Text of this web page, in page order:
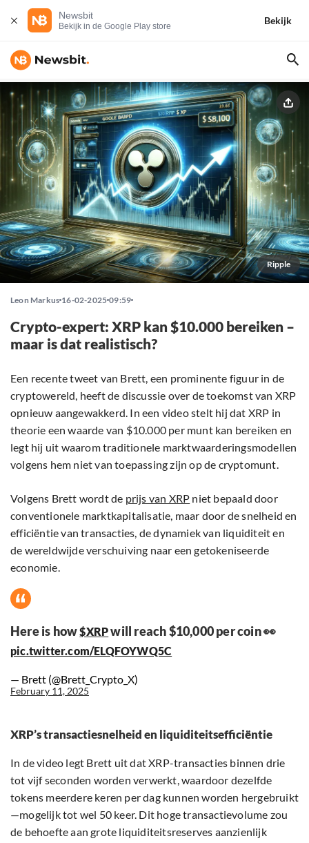
Newsbit
Bekijk in de Google Play store
Bekijk
Ripple
Leon Markus 16-02-2025 09:59
Crypto-expert: XRP kan $10.000 bereiken –
maar is dat realistisch?
Een recente tweet van Brett, een prominente figuur in de
cryptowereld, heeft de discussie over de toekomst van XRP
opnieuw aangewakkerd. In een video stelt hij dat XRP in
theorie een waarde van $10.000 per munt kan bereiken en
legt hij uit waarom traditionele marktwaarderingsmodellen
volgens hem niet van toepassing zijn op de cryptomunt.
Volgens Brett wordt de prijs van XRP niet bepaald door
conventionele marktkapitalisatie, maar door de snelheid en
efficiëntie van transacties, de dynamiek van liquiditeit en
de wereldwijde verschuiving naar een getokeniseerde
economie.
Here is how$XRPwill reach $10,000 per coin 👀
pic.twitter.com/ELQFOYWQ5C
— Brett (@Brett_Crypto_X)
February 11, 2025
XRP’s transactiesnelheid en liquiditeitsefficiëntie
In de video legt Brett uit dat XRP-transacties binnen drie
tot vijf seconden worden verwerkt, waardoor dezelfde
tokens meerdere keren per dag kunnen worden hergebruikt
—mogelijk tot wel 50 keer. Dit hoge transactievolume zou
de behoefte aan grote liquiditeitsreserves aanzienlijk